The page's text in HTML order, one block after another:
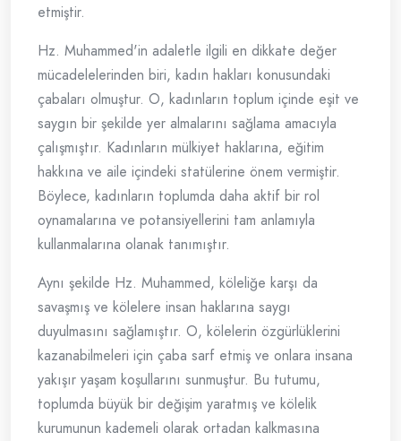
etmiştir.
Hz. Muhammed'in adaletle ilgili en dikkate değer
mücadelelerinden biri, kadın hakları konusundaki
çabaları olmuştur. O, kadınların toplum içinde eşit ve
saygın bir şekilde yer almalarını sağlama amacıyla
çalışmıştır. Kadınların mülkiyet haklarına, eğitim
hakkına ve aile içindeki statülerine önem vermiştir.
Böylece, kadınların toplumda daha aktif bir rol
oynamalarına ve potansiyellerini tam anlamıyla
kullanmalarına olanak tanımıştır.
Aynı şekilde Hz. Muhammed, köleliğe karşı da
savaşmış ve kölelere insan haklarına saygı
duyulmasını sağlamıştır. O, kölelerin özgürlüklerini
kazanabilmeleri için çaba sarf etmiş ve onlara insana
yakışır yaşam koşullarını sunmuştur. Bu tutumu,
toplumda büyük bir değişim yaratmış ve kölelik
kurumunun kademeli olarak ortadan kalkmasına